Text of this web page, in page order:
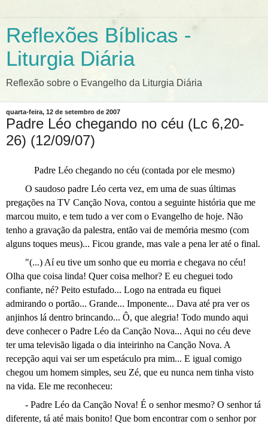
Reflexões Bíblicas -
Liturgia Diária
Reflexão sobre o Evangelho da Liturgia Diária
quarta-feira, 12 de setembro de 2007
Padre Léo chegando no céu (Lc 6,20-
26) (12/09/07)
Padre Léo chegando no céu (contada por ele mesmo)
O saudoso padre Léo certa vez, em uma de suas últimas
pregações na TV Canção Nova, contou a seguinte história que me
marcou muito, e tem tudo a ver com o Evangelho de hoje. Não
tenho a gravação da palestra, então vai de memória mesmo (com
alguns toques meus)... Ficou grande, mas vale a pena ler até o final.
"(...) Aí eu tive um sonho que eu morria e chegava no céu!
Olha que coisa linda! Quer coisa melhor? E eu cheguei todo
confiante, né? Peito estufado... Logo na entrada eu fiquei
admirando o portão... Grande... Imponente... Dava até pra ver os
anjinhos lá dentro brincando... Ô, que alegria! Todo mundo aqui
deve conhecer o Padre Léo da Canção Nova... Aqui no céu deve
ter uma televisão ligada o dia inteirinho na Canção Nova. A
recepção aqui vai ser um espetáculo pra mim... E igual comigo
chegou um homem simples, seu Zé, que eu nunca nem tinha visto
na vida. Ele me reconheceu:
- Padre Léo da Canção Nova! É o senhor mesmo? O senhor tá
diferente, tá até mais bonito! Que bom encontrar com o senhor por